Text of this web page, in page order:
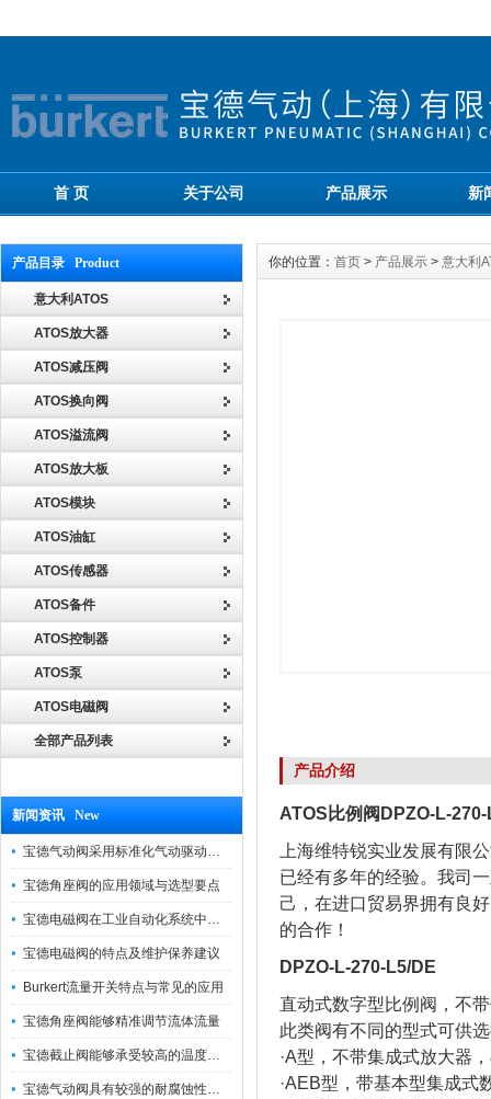
首 页 关于公司 产品展示 新
产品目录 Product
意大利ATOS
ATOS放大器
ATOS减压阀
ATOS换向阀
ATOS溢流阀
ATOS放大板
ATOS模块
ATOS油缸
ATOS传感器
ATOS备件
ATOS控制器
ATOS泵
ATOS电磁阀
全部产品列表
新闻资讯 New
宝德气动阀采用标准化气动驱动设计，可匹配各类工业气源工况
宝德角座阀的应用领域与选型要点
宝德电磁阀在工业自动化系统中的作用
宝德电磁阀的特点及维护保养建议
Burkert流量开关特点与常见的应用
宝德角座阀能够精准调节流体流量
宝德截止阀能够承受较高的温度和压力
宝德气动阀具有较强的耐腐蚀性和抗震性
你的位置： 首页 > 产品展示 > 意大利
产品介绍
ATOS比例阀DPZO-L-
上海维特锐实业发展有限
已经有多年的经验。我司
己，在进口贸易界拥有良
的合作！
DPZO-L-270-L5/DE
直动式数字型比例阀，不
此类阀有不同的型式可供
·A型，不带集成式放大器
·AEB型，带基本型集成式